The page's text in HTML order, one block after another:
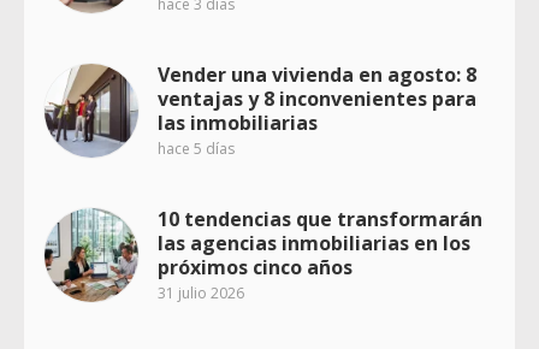
hace 3 días
Vender una vivienda en agosto: 8
ventajas y 8 inconvenientes para
las inmobiliarias
hace 5 días
10 tendencias que transformarán
las agencias inmobiliarias en los
próximos cinco años
31 julio 2026